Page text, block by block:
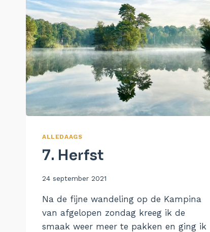
ALLEDAAGS
7. Herfst
Door
24 september 2021
Na de fijne wandeling op de Kampina
van afgelopen zondag kreeg ik de
smaak weer meer te pakken en ging ik